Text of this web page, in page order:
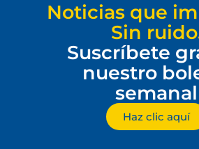
Noticias que
Sin
Suscríbete
nuestro
semanal
Haz clic aquí